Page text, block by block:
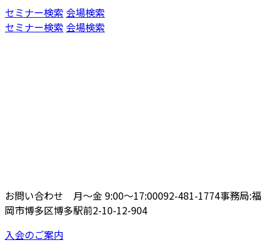
コ
ン
ナ
ビ
セミナー検索 会場検索
セミナー検索 会場検索
お問い合わせ 月〜金 9:00〜17:00092-481-1774事務局:福
岡市博多区博多駅前2-10-12-904
入会のご案内